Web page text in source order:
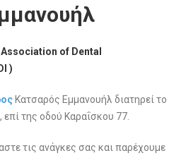
of Dental
)
Κατσαρός Εμμανουήλ διατηρεί το
, επί της οδού Καραΐσκου 77.
τις ανάγκες σας και παρέχουμε